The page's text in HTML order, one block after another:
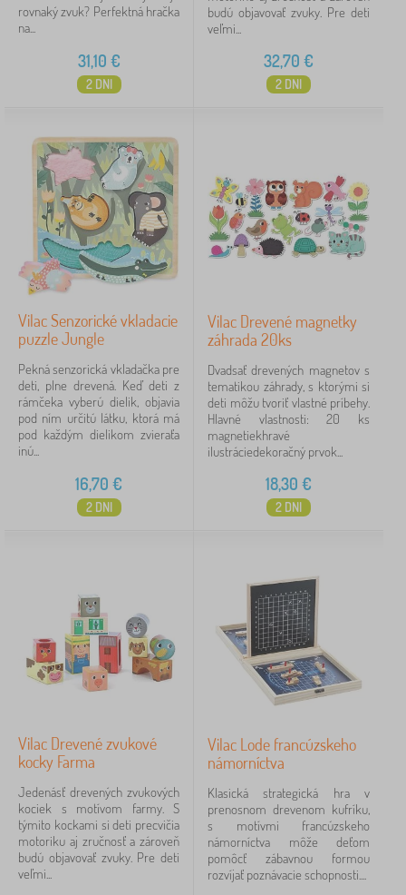
rovnaký zvuk? Perfektná hračka
na...
31,10 €
2 DNI
budú objavovať zvuky. Pre deti
veľmi...
32,70 €
2 DNI
Vilac Senzorické vkladacie
puzzle Jungle
Pekná senzorická vkladačka pre
deti, plne drevená. Keď deti z
rámčeka vyberú dielik, objavia
pod ním určitú látku, ktorá má
pod každým dielikom zvieraťa
inú...
16,70 €
2 DNI
Vilac Drevené magnetky
záhrada 20ks
Dvadsať drevených magnetov s
tematikou záhrady, s ktorými si
deti môžu tvoriť vlastné príbehy.
Hlavné vlastnosti: 20 ks
magnetiekhravé
ilustráciedekoračný prvok...
18,30 €
2 DNI
Vilac Drevené zvukové
kocky Farma
Jedenásť drevených zvukových
kociek s motívom farmy. S
týmito kockami si deti precvičia
motoriku aj zručnosť a zároveň
budú objavovať zvuky. Pre deti
veľmi...
Vilac Lode francúzskeho
námorníctva
Klasická strategická hra v
prenosnom drevenom kufríku,
s motívmi francúzskeho
námorníctva môže deťom
pomôcť zábavnou formou
rozvíjať poznávacie schopnosti....